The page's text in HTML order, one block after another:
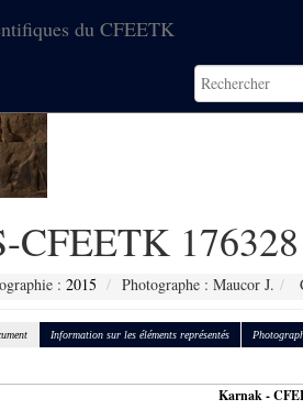
du CFEETK
CFEETK 176328
: 2015 Photographe : Maucor J.
Information sur les éléments représentés